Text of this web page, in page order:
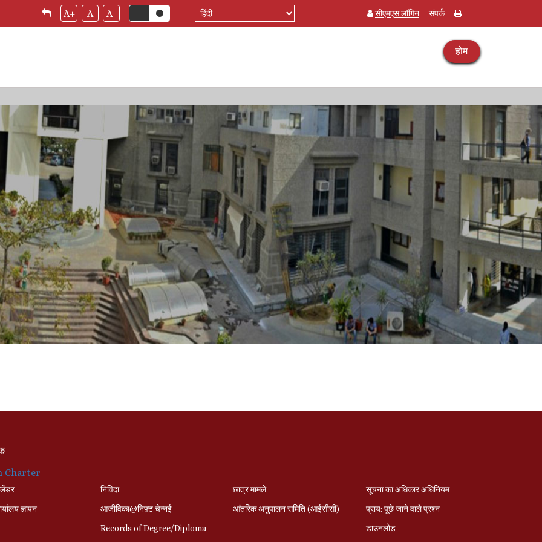
A+ A A-
Select
your
सीएमएस लॉगिन संपर्क
होम
Charter
ज्ञापन
निविदा
आजीविका@निफ़्ट चेन्नई
Records of Degree/Diploma
छात्र मामले
आंतरिक अनुपालन समिति (आईसीसी)
सूचना का अधिकार अधिनियम
प्राय: पूछे जाने वाले प्रश्‍न
डाउनलोड